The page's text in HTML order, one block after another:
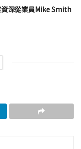
深從業員Mike Smith